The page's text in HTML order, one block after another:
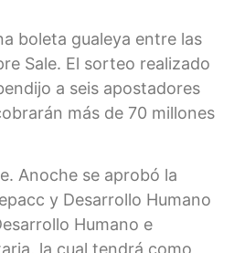
boleta gualeya entre las
Sale. El sorteo realizado
a seis apostadores
más de 70 millones
Anoche se aprobó la
y Desarrollo Humano
Humano e
la cual tendrá como